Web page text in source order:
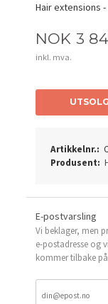
Hair extensions -
Pris
NOK 3
inkl. mva.
Artikkelnr.:
Produsent:
E-postvarsling
Vi beklager, men
e-postadresse og
kommer tilbake